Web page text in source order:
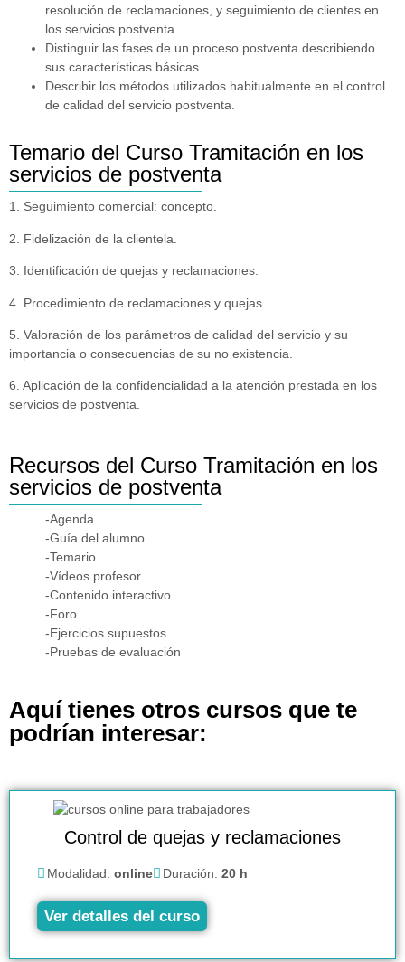
resolución de reclamaciones, y seguimiento de clientes en
los servicios postventa
Distinguir las fases de un proceso postventa describiendo
sus características básicas
Describir los métodos utilizados habitualmente en el control
de calidad del servicio postventa.
Temario del Curso Tramitación en los
servicios de postventa
1. Seguimiento comercial: concepto.
2. Fidelización de la clientela.
3. Identificación de quejas y reclamaciones.
4. Procedimiento de reclamaciones y quejas.
5. Valoración de los parámetros de calidad del servicio y su
importancia o consecuencias de su no existencia.
6. Aplicación de la confidencialidad a la atención prestada en los
servicios de postventa.
Recursos del Curso Tramitación en los
servicios de postventa
-Agenda
-Guía del alumno
-Temario
-Vídeos profesor
-Contenido interactivo
-Foro
-Ejercicios supuestos
-Pruebas de evaluación
Aquí tienes otros cursos que te
podrían interesar:
Control de quejas y reclamaciones
Modalidad: online Duración: 20 h
Ver detalles del curso